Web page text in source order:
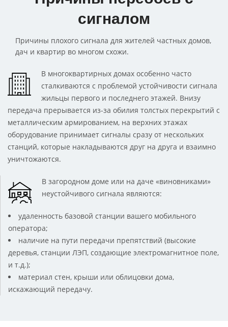
сигналом
Причины плохого сигнала для жителей частных домов,
дач и квартир во многом схожи.
В многоквартирных домах особенно часто
сталкиваются с проблемой устойчивости сигнала
жильцы первого и последнего этажей. Внизу
передача прерывается из-за обилия толстых перекрытий с
металлическим армированием, на верхних этажах
оборудование принимает сигналы сразу от нескольких
станций, которые накладываются друг на друга и взаимно
уничтожаются.
В загородном доме или на даче «виновниками»
неустойчивого сигнала являются:
удаленность базовой станции вашего мобильного
оператора;
наличие на пути передачи препятствий (высокие
деревья, станции ЛЭП, создающие электромагнитное поле,
и т.д.);
материал стен, крыши или облицовки дома,
искажающий передачу.